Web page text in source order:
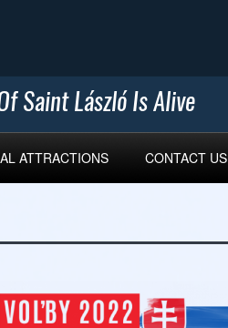
ATTRACTIONS CONTACT US